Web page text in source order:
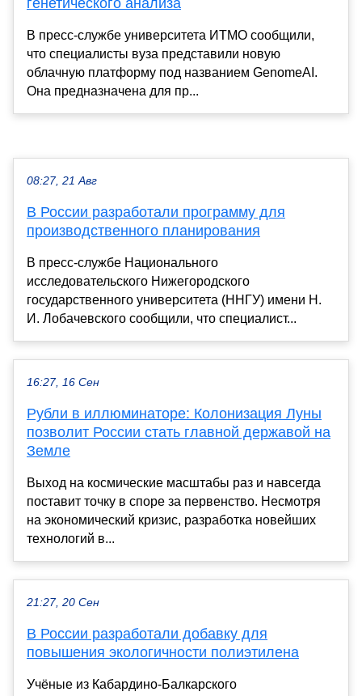
В пресс-службе университета ИТМО сообщили,
что специалисты вуза представили новую
облачную платформу под названием GenomeAI.
Она предназначена для пр...
08:27, 21 Авг
В России разработали программу для
производственного планирования
В пресс-службе Национального
исследовательского Нижегородского
государственного университета (ННГУ) имени Н.
И. Лобачевского сообщили, что специалист...
16:27, 16 Сен
Рубли в иллюминаторе: Колонизация Луны
позволит России стать главной державой на
Земле
Выход на космические масштабы раз и навсегда
поставит точку в споре за первенство. Несмотря
на экономический кризис, разработка новейших
технологий в...
21:27, 20 Сен
В России разработали добавку для
повышения экологичности полиэтилена
Учёные из Кабардино-Балкарского